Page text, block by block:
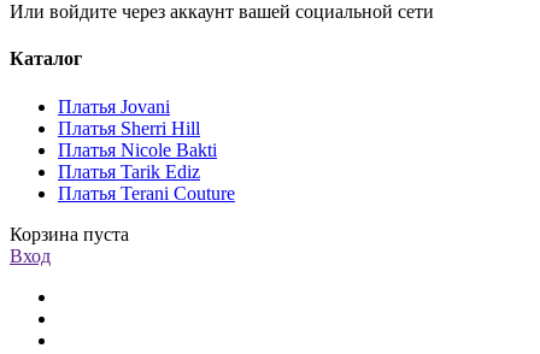
Или войдите через аккаунт вашей социальной сети
Каталог
Платья Jovani
Платья Sherri Hill
Платья Nicole Bakti
Платья Tarik Ediz
Платья Terani Couture
Корзина пуста
Вход